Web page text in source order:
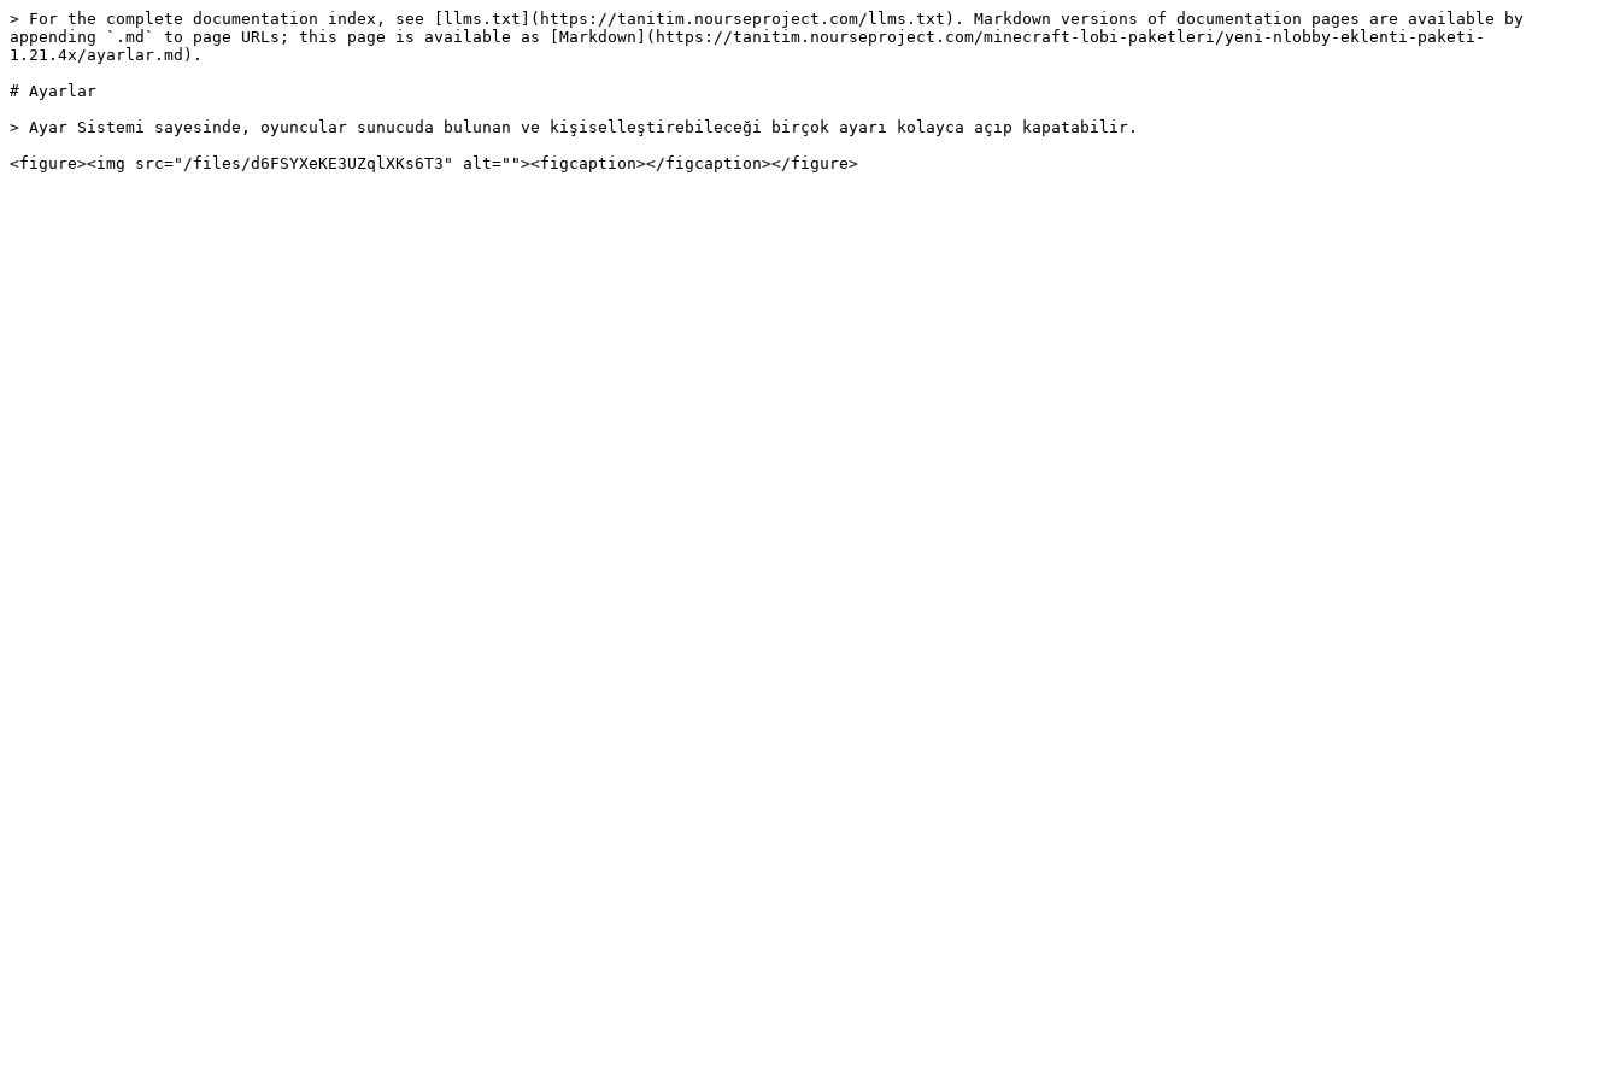
> For the complete documentation index, see [llms.txt](https://tanitim.nourseproject.com/llms.txt). Markdown versions of documentation pages are available by
appending `.md` to page URLs; this page is available as [Markdown](https://tanitim.nourseproject.com/minecraft-lobi-paketleri/yeni-nlobby-eklenti-paketi-
1.21.4x/ayarlar.md).
# Ayarlar
> Ayar Sistemi sayesinde, oyuncular sunucuda bulunan ve kişiselleştirebileceği birçok ayarı kolayca açıp kapatabilir.